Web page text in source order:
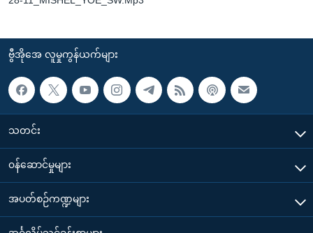
ဗွီအိုအေ လူမှုကွန်ယက်များ
သတင်း
၀န်ဆောင်မှုများ
အပတ်စဉ်ကဏ္ဍများ